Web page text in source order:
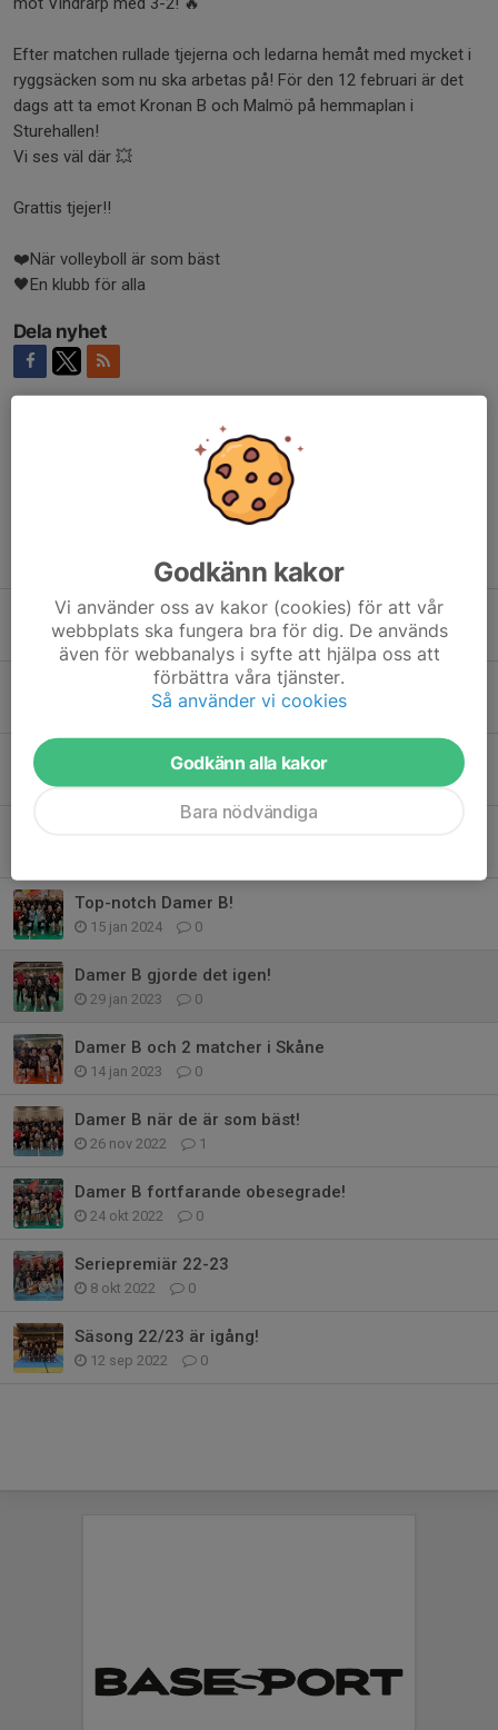
Efter matchen rullade tjejerna och ledarna hemåt med mycket i
ryggsäcken som nu ska arbetas på! För den 12 februari är det
dags att ta emot Kronan B och Malmö på hemmaplan i
Sturehallen!
Vi ses väl där 💥
Grattis tjejer!!
❤️När volleyboll är som bäst
🖤En klubb för alla
Dela nyhet
Tidigare nyheter
Stark vinst för Hylte/Halmstad dam B
7 feb, 18:37 0
Damer B vänder och vinner dramatisk bortamatch
24 jan, 18:02 1
Intervju med Vilma – tränare HH Volley div 1
27 sep 2025 0
Top-notch Damer B!
15 jan 2024 0
Damer B gjorde det igen!
29 jan 2023 0
Damer B och 2 matcher i Skåne
14 jan 2023 0
Damer B när de är som bäst!
26 nov 2022 1
Damer B fortfarande obesegrade!
24 okt 2022 0
Seriepremiär 22-23
8 okt 2022 0
Säsong 22/23 är igång!
12 sep 2022 0
Godkänn kakor
Vi använder oss av kakor (cookies) för att vår
webbplats ska fungera bra för dig. De används
även för webbanalys i syfte att hjälpa oss att
förbättra våra tjänster.
Så använder vi cookies
Godkänn alla kakor
Bara nödvändiga